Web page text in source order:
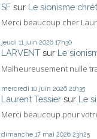
SF sur Le sionisme
Merci beaucoup cher
jeudi 11 juin 2026 17h30
LARVENT sur Le
Malheureusement nulle
mercredi 10 juin 2026 21h35
Laurent Tessier sur Le
Merci beaucoup pour
dimanche 17 mai 2026 23h25